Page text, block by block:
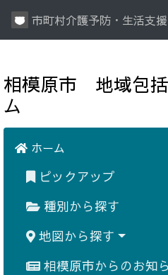
市町村介護予防・生活支
相模原市 地域包
ム
ホーム
ピックアップ
種別から探す
地図から探す
相模原市からのお知